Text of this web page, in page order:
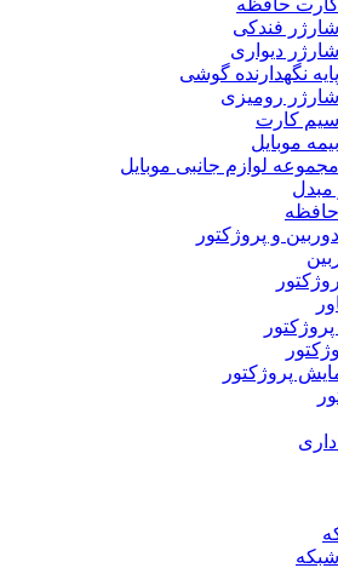
کارت حافظه
شارژر فندکی
شارژر دیواری
پایه نگهدارنده گوشی
شارژر رومیزی
سیم کارت
بیمه موبایل
مجموعه لوازم جانبی موبایل
مبدل
و پروژکتور
پروژکتور